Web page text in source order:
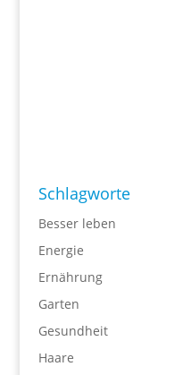
Schlagworte
Besser leben
Energie
Ernährung
Garten
Gesundheit
Haare